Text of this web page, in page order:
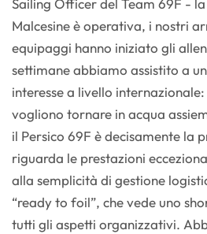
Sailing Officer del Team 69F -
Malcesine è operativa, i nostri
equipaggi hanno iniziato gli
settimane abbiamo assistito a
interesse a livello
vogliono tornare in acqua
il Persico 69F è decisamente la
riguarda le prestazioni
alla semplicità di gestione
“ready to foil”, che vede uno
tutti gli aspetti organizzativi.